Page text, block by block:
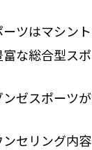
ツはマシン
な総合型ス
ゼスポーツ
セリング内